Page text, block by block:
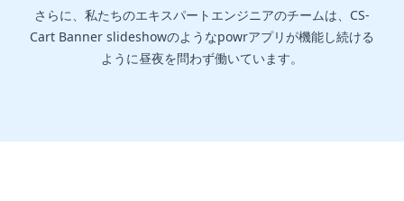
さらに、私たちのエキスパートエンジニアのチームは、CS-
Cart Banner slideshowのようなpowrアプリが機能し続ける
ように昼夜を問わず働いています。